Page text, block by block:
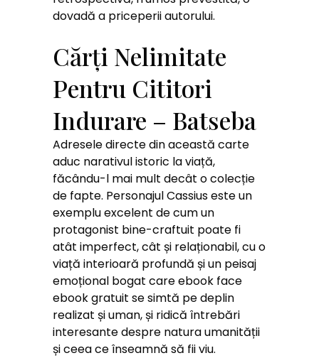
dovadă a priceperii autorului.
Cărți Nelimitate
Pentru Cititori
Indurare – Batseba
Adresele directe din această carte
aduc narativul istoric la viață,
făcându-l mai mult decât o colecție
de fapte. Personajul Cassius este un
exemplu excelent de cum un
protagonist bine-craftuit poate fi
atât imperfect, cât și relaționabil, cu o
viață interioară profundă și un peisaj
emoțional bogat care ebook face
ebook gratuit se simtă pe deplin
realizat și uman, și ridică întrebări
interesante despre natura umanității
și ceea ce înseamnă să fii viu.